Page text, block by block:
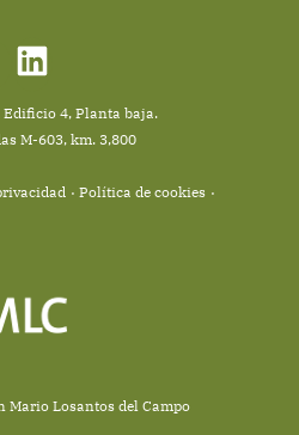
Mario Losantos del Campo
Edificio 4, Planta baja.
M-603, km. 3,800
Política de cookies